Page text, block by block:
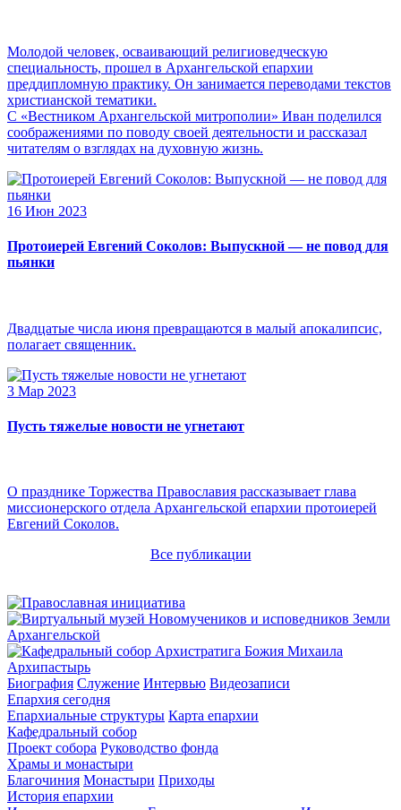
Молодой человек, осваивающий религиоведческую
специальность, прошел в Архангельской епархии
преддипломную практику. Он занимается переводами текстов
христианской тематики.
С «Вестником Архангельской митрополии» Иван поделился
соображениями по поводу своей деятельности и рассказал
читателям о взглядах на духовную жизнь.
16 Июн 2023
Протоиерей Евгений Соколов: Выпускной — не повод для
пьянки
Двадцатые числа июня превращаются в малый апокалипсис,
полагает священник.
3 Мар 2023
Пусть тяжелые новости не угнетают
О празднике Торжества Православия рассказывает глава
миссионерского отдела Архангельской епархии протоиерей
Евгений Соколов.
Все публикации
Архипастырь
Биография Служение Интервью Видеозаписи
Епархия сегодня
Епархиальные структуры Карта епархии
Кафедральный собор
Проект собора Руководство фонда
Храмы и монастыри
Благочиния Монастыри Приходы
История епархии